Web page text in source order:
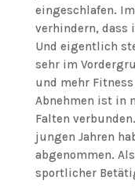
eingeschlafen.
verhindern, dass
Und eigentlich
sehr im
und mehr
Abnehmen ist in
Falten
jungen Jahren
abgenommen.
sportlicher